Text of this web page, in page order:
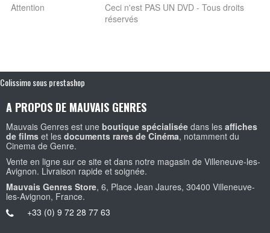
Attention
Ceci n'est PAS UN DVD - Tous droits
réservés
Colissimo sous prestashop
A PROPOS DE MAUVAIS GENRES
Mauvais Genres est une boutique spécialisée dans les affiches
de films et les documents rares de Cinéma, notamment du
Cinema de Genre.
Vente en ligne sur ce site et dans notre magasin de Villeneuve-les-
Avignon. Livraison rapide et soignée.
Mauvais Genres Store, 6, Place Jean Jaures, 30400 Villeneuve-
les-Avignon, France.
+33 (0) 9 72 28 77 63